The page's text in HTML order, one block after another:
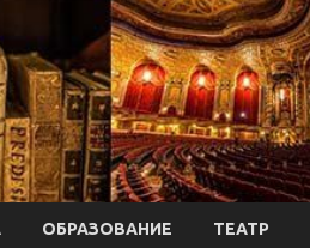
ОБРАЗОВАНИЕ ТЕАТР